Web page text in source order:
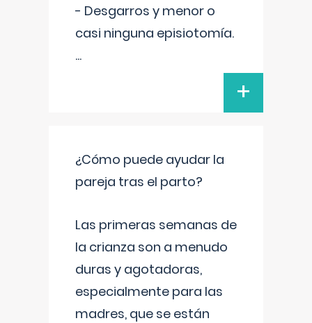
- Desgarros y menor o
casi ninguna episiotomía.
...
+
¿Cómo puede ayudar la
pareja tras el parto?
Las primeras semanas de
la crianza son a menudo
duras y agotadoras,
especialmente para las
madres, que se están